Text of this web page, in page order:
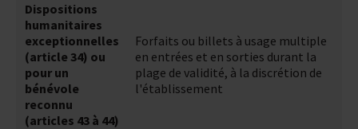
Dispositions
humanitaires
exceptionnelles
(article 34) ou
pour un
bénévole
reconnu
(articles 43 à 44)
Forfaits ou billets à usage multiple
en entrées et en sorties durant la
plage de validité, à la discrétion de
l'établissement